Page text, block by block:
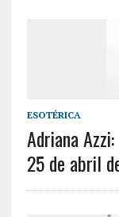
ESOTÉRICA
Adriana
25 de abril